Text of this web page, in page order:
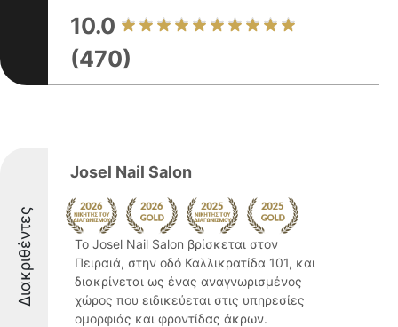
10.0
(470)
Διακριθέντες
Josel Nail Salon
Το Josel Nail Salon βρίσκεται στον
Πειραιά, στην οδό Καλλικρατίδα 101, και
διακρίνεται ως ένας αναγνωρισμένος
χώρος που ειδικεύεται στις υπηρεσίες
ομορφιάς και φροντίδας άκρων.